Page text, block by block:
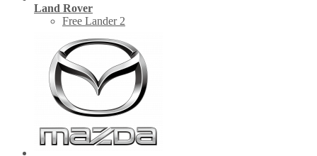
Land Rover
Free Lander 2